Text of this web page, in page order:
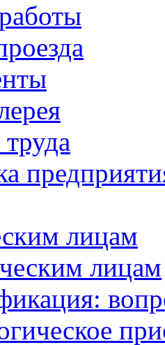
лицам
лицам